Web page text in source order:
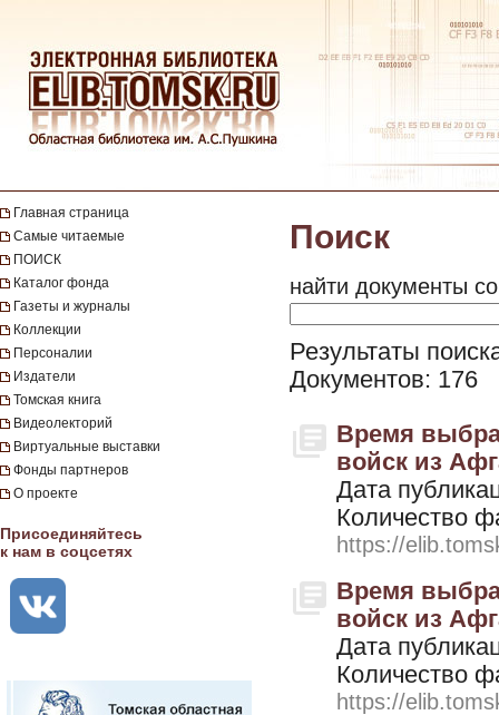
Главная страница
Самые читаемые
ПОИСК
Каталог фонда
Газеты и журналы
Коллекции
Персоналии
Издатели
Томская книга
Видеолекторий
Виртуальные выставки
Фонды партнеров
О проекте
Присоединяйтесь
к нам в соцсетях
Поиск
найти документы
Результаты
Документов: 176
Время
войск из
Дата
Количество
https://
Время
войск из
Дата
Количество
https://